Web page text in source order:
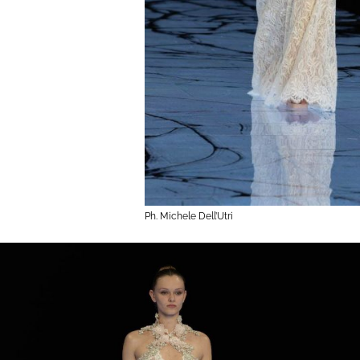
Ph. Michele Dell’Utri